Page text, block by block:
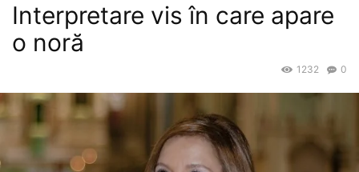
Interpretare vis în care apare
o noră
0
1232